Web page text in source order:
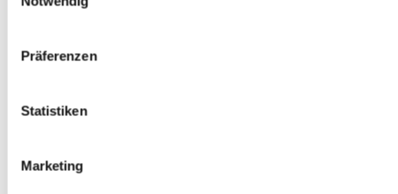
Präferenzen
Statistiken
Marketing